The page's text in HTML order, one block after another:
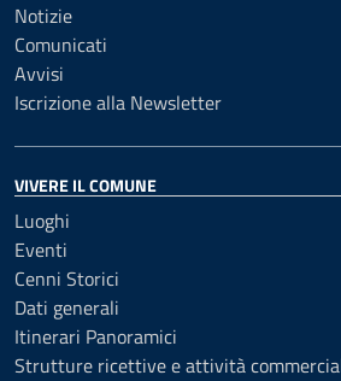
Notizie
Comunicati
Avvisi
Iscrizione alla Newsletter
VIVERE IL COMUNE
Luoghi
Eventi
Cenni Storici
Dati generali
Itinerari Panoramici
Strutture ricettive e attività